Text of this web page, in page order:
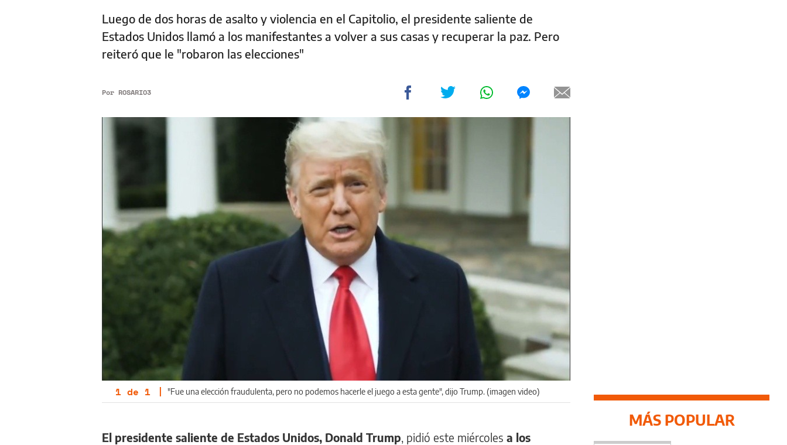
Luego de dos horas de asalto y violencia en el Capitolio, el presidente saliente de
Estados Unidos llamó a los manifestantes a volver a sus casas y recuperar la paz. Pero
reiteró que le "robaron las elecciones"
Por ROSARIO3
1 de 1 | "Fue una elección fraudulenta, pero no podemos hacerle el juego a esta gente", dijo Trump. (imagen video)
El presidente saliente de Estados Unidos, Donald Trump , pidió este miércoles a los
MÁS POPULAR